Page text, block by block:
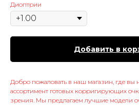
Диоптрии
Добавить в
Добро пожаловать в наш магазин, где вы
ассортимент готовых корригирующих
зрения. Мы предлагаем лучшие модели